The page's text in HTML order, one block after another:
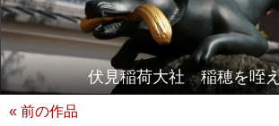
伏見稲荷大社 稲穂を咥
« 前の作品